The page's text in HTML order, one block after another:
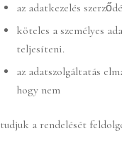
az adatkezelés
köteles a személyes
teljesíteni.
az adatszolgáltatás
hogy nem
tudjuk a rendelését